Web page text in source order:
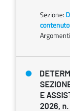
Sezione:
E
2026, n.